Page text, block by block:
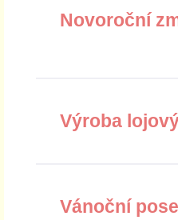
Novoroční
Výroba
Vánoční